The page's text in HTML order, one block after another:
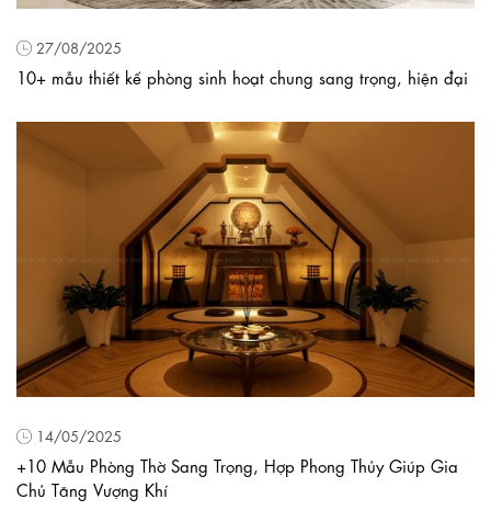
27/08/2025
10+ mẫu thiết kế phòng sinh hoạt chung sang trọng, hiện đại
14/05/2025
+10 Mẫu Phòng Thờ Sang Trọng, Hợp Phong Thủy Giúp Gia
Chủ Tăng Vượng Khí